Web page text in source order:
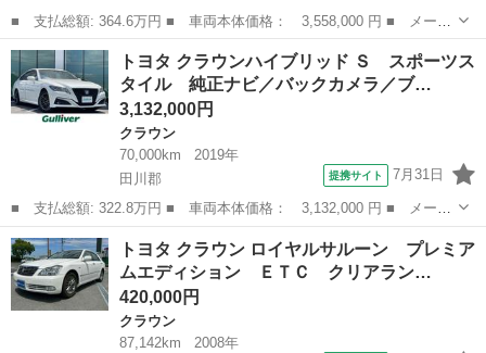
■ 支払総額: 364.6万円 ■ 車両本体価格： 3,558,000 円 ■ メーカ
ー名： トヨタ ■ 車種名： クラウンハイブリッド ■ グレード
名： Ｓ スポーツスタイル 禁煙 特別仕様車 専用レザー 純正
マットブラ...
福岡 北九州市 クラウン
トヨタ クラウンハイブリッド Ｓ スポーツス
タイル 純正ナビ／バックカメラ／ブ…
3,132,000円
クラウン
70,000km
2019年
田川郡
提携サイト 7月31日
■ 支払総額: 322.8万円 ■ 車両本体価格： 3,132,000 円 ■ メーカ
ー名： トヨタ ■ 車種名： クラウンハイブリッド ■ グレード
名： Ｓ スポーツスタイル 純正ナビ／バックカメラ／ブラインド
スポットモ...
福岡 田川郡 クラウン
トヨタ クラウン ロイヤルサルーン プレミア
ムエディション ＥＴＣ クリアラン…
420,000円
クラウン
87,142km
2008年